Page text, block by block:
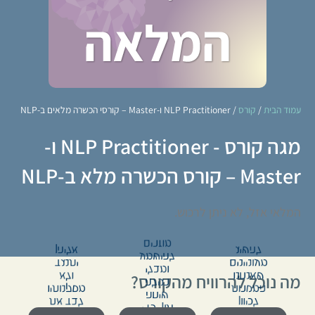
עמוד הבית/ קורס / NLP Practitioner ו-Master – קורסי הכשרה מלאים ב-NLP
מגה קורס - NLP Practitioner ו-
Master – קורס הכשרה מלא ב-NLP
המלאי אזל, לא ניתן לרכוש.
מה נוכל להרוויח מהקורס?
לכיוון
המטרות
שאנחנו
מעוניינים
להשיג
תוך כדי
שיחה
רגילה
ומבלי
להישמע
מוזרים
לבד את
מסקנותיו
ולא
יתנגד
אליהן